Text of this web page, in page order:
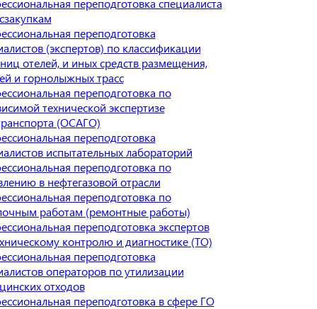
переподготовка специалиста
переподготовка
(экспертов) по классификации
отелей, и иных средств размещения,
и горнолыжных трасс
переподготовка по
технической экспертизе
(ОСАГО)
переподготовка
испытательных лабораторий
переподготовка по
в нефтегазовой отрасли
переподготовка по
работам (ремонтные работы)
переподготовка экспертов
контролю и диагностике (ТО)
переподготовка
операторов по утилизации
отходов
переподготовка в сфере ГО